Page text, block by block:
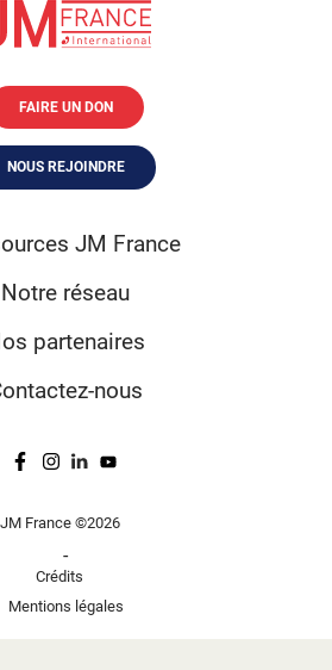
FAIRE UN DON
NOUS REJOINDRE
JM France
Notre réseau
partenaires
nous
JM France ©2026
-
Crédits
Mentions légales